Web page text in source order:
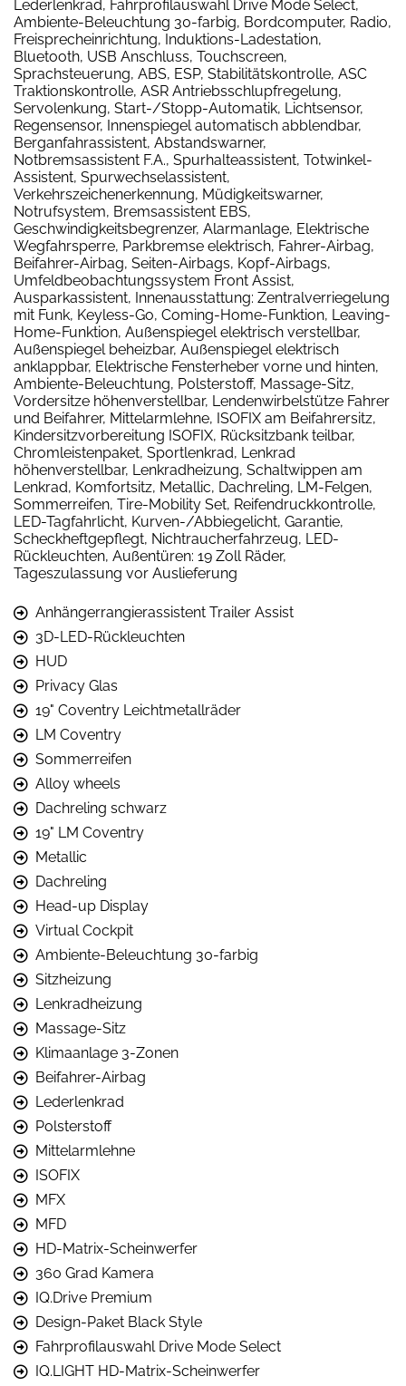
Lederlenkrad, Fahrprofilauswahl Drive Mode Select,
Ambiente-Beleuchtung 30-farbig, Bordcomputer, Radio,
Freisprecheinrichtung, Induktions-Ladestation,
Bluetooth, USB Anschluss, Touchscreen,
Sprachsteuerung, ABS, ESP, Stabilitätskontrolle, ASC
Traktionskontrolle, ASR Antriebsschlupfregelung,
Servolenkung, Start-/Stopp-Automatik, Lichtsensor,
Regensensor, Innenspiegel automatisch abblendbar,
Berganfahrassistent, Abstandswarner,
Notbremsassistent F.A., Spurhalteassistent, Totwinkel-
Assistent, Spurwechselassistent,
Verkehrszeichenerkennung, Müdigkeitswarner,
Notrufsystem, Bremsassistent EBS,
Geschwindigkeitsbegrenzer, Alarmanlage, Elektrische
Wegfahrsperre, Parkbremse elektrisch, Fahrer-Airbag,
Beifahrer-Airbag, Seiten-Airbags, Kopf-Airbags,
Umfeldbeobachtungssystem Front Assist,
Ausparkassistent, Innenausstattung: Zentralverriegelung
mit Funk, Keyless-Go, Coming-Home-Funktion, Leaving-
Home-Funktion, Außenspiegel elektrisch verstellbar,
Außenspiegel beheizbar, Außenspiegel elektrisch
anklappbar, Elektrische Fensterheber vorne und hinten,
Ambiente-Beleuchtung, Polsterstoff, Massage-Sitz,
Vordersitze höhenverstellbar, Lendenwirbelstütze Fahrer
und Beifahrer, Mittelarmlehne, ISOFIX am Beifahrersitz,
Kindersitzvorbereitung ISOFIX, Rücksitzbank teilbar,
Chromleistenpaket, Sportlenkrad, Lenkrad
höhenverstellbar, Lenkradheizung, Schaltwippen am
Lenkrad, Komfortsitz, Metallic, Dachreling, LM-Felgen,
Sommerreifen, Tire-Mobility Set, Reifendruckkontrolle,
LED-Tagfahrlicht, Kurven-/Abbiegelicht, Garantie,
Scheckheftgepflegt, Nichtraucherfahrzeug, LED-
Rückleuchten, Außentüren: 19 Zoll Räder,
Tageszulassung vor Auslieferung
Anhängerrangierassistent Trailer Assist
3D-LED-Rückleuchten
HUD
Privacy Glas
19" Coventry Leichtmetallräder
LM Coventry
Sommerreifen
Alloy wheels
Dachreling schwarz
19" LM Coventry
Metallic
Dachreling
Head-up Display
Virtual Cockpit
Ambiente-Beleuchtung 30-farbig
Sitzheizung
Lenkradheizung
Massage-Sitz
Klimaanlage 3-Zonen
Beifahrer-Airbag
Lederlenkrad
Polsterstoff
Mittelarmlehne
ISOFIX
MFX
MFD
HD-Matrix-Scheinwerfer
360 Grad Kamera
IQ.Drive Premium
Design-Paket Black Style
Fahrprofilauswahl Drive Mode Select
IQ.LIGHT HD-Matrix-Scheinwerfer